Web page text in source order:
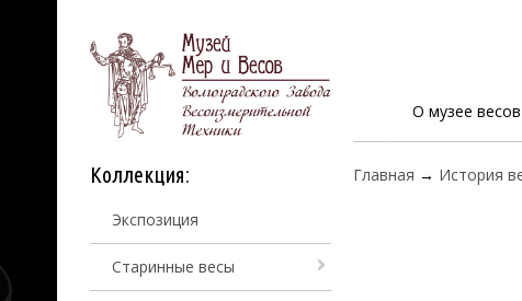
О музее весов
Коллекция:
Экспозиция
Старинные весы
Главная → История